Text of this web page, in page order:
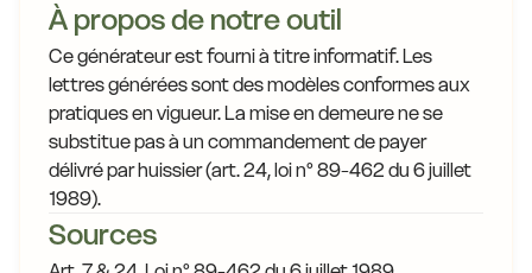
À propos de notre outil
Ce générateur est fourni à titre informatif. Les
lettres générées sont des modèles conformes aux
pratiques en vigueur. La mise en demeure ne se
substitue pas à un commandement de payer
délivré par huissier (art. 24, loi n° 89-462 du 6 juillet
1989).
Sources